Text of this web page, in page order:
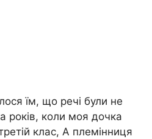
їм, що речі були не
років, коли моя дочка
клас, А племінниця